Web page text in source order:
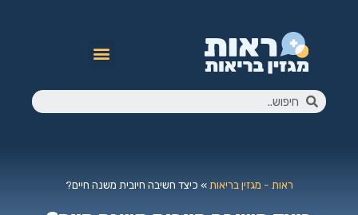
ראות - מגזין בריאות» כיצד חשיבה חיובית משנה חיים?